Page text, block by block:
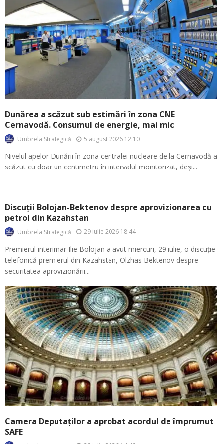
Dunărea a scăzut sub estimări în zona CNE
Cernavodă. Consumul de energie, mai mic
Umbrela Strategică 5 august 2026 12:10
Nivelul apelor Dunării în zona centralei nucleare de la Cernavodă a
scăzut cu doar un centimetru în intervalul monitorizat, deși...
Discuții Bolojan-Bektenov despre aprovizionarea cu
petrol din Kazahstan
Umbrela Strategică 29 iulie 2026 18:44
Premierul interimar Ilie Bolojan a avut miercuri, 29 iulie, o discuție
telefonică premierul din Kazahstan, Olzhas Bektenov despre
securitatea aprovizionării...
Camera Deputaților a aprobat acordul de împrumut
SAFE